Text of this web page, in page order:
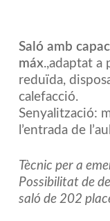
Saló amb
máx.,adaptat a
reduïda,
calefacció.
Senyalització:
l’entrada de
Tècnic per a
Possibilitat de
saló de 202